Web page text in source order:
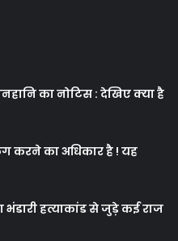
का नोटिस : देखिए क्या है
करने का अधिकार है ! यह
हत्याकांड से जुड़े कई राज